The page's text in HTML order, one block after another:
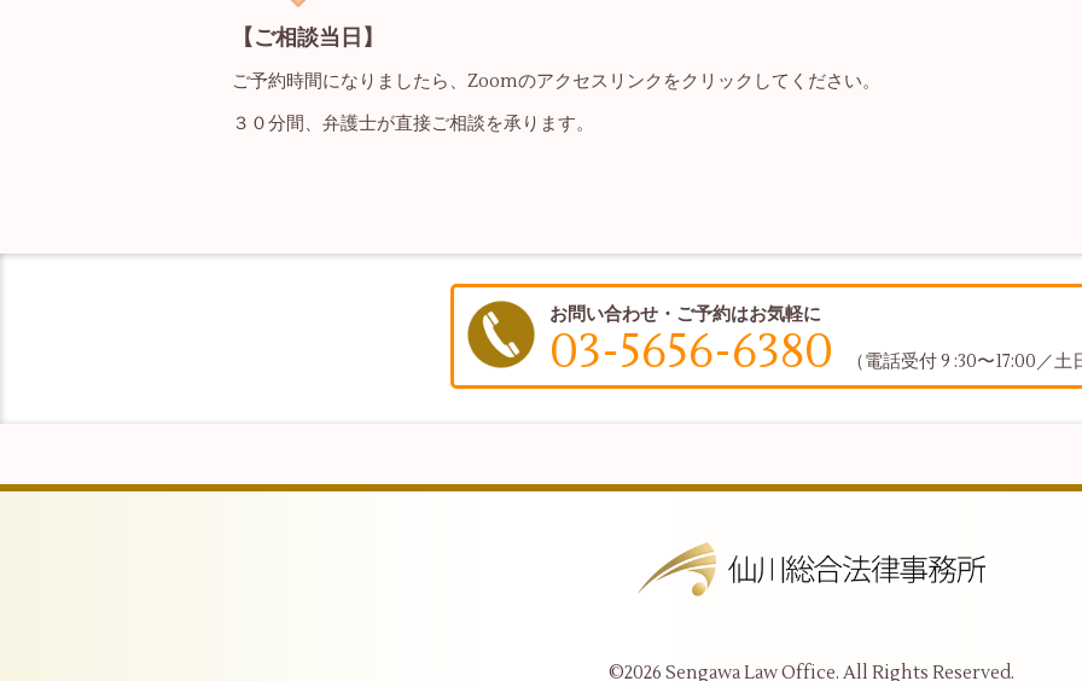
【ご相談当日】
ご予約時間になりましたら、Zoomのアクセスリンクをクリックしてください。
３０分間、弁護士が直接ご相談を承ります。
お問い合わせ・ご予約はお気軽に
03-5656-6380 （電話受付 9 :30〜17:00／
©2026 Sengawa Law Office. All Rights Reserved.